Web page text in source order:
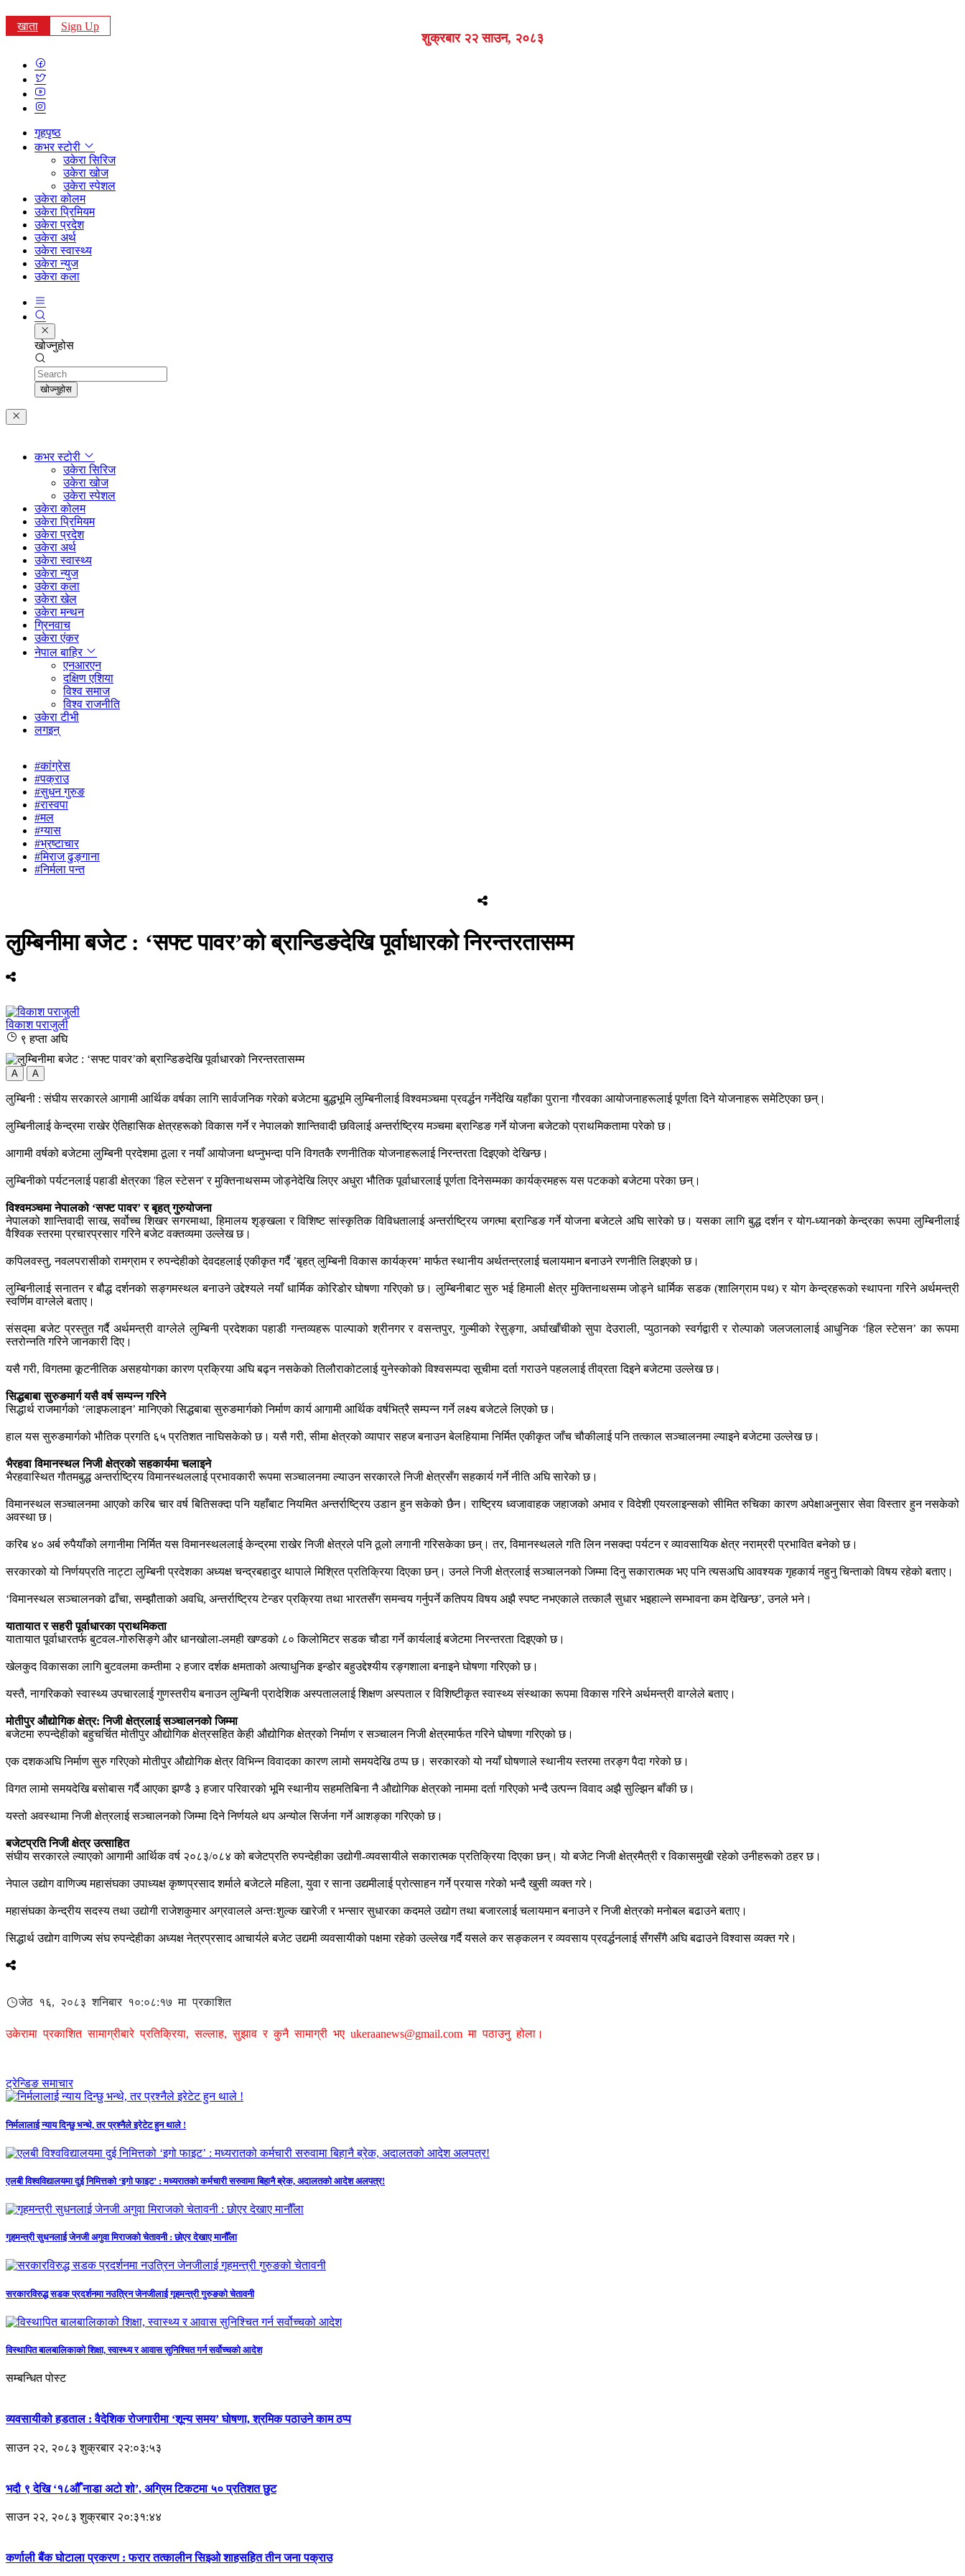
खाता Sign Up
शुक्रबार २२ साउन, २०८३
गृहपृष्ठ
कभर स्टोरी
उकेरा सिरिज
उकेरा खोज
उकेरा स्पेशल
उकेरा कोलम
उकेरा प्रिमियम
उकेरा प्रदेश
उकेरा अर्थ
उकेरा स्वास्थ्य
उकेरा न्युज
उकेरा कला
खोज्नुहोस
Search
खोज्नुहोस
कभर स्टोरी
उकेरा सिरिज
उकेरा खोज
उकेरा स्पेशल
उकेरा कोलम
उकेरा प्रिमियम
उकेरा प्रदेश
उकेरा अर्थ
उकेरा स्वास्थ्य
उकेरा न्युज
उकेरा कला
उकेरा खेल
उकेरा मन्थन
ग्रिनवाच
उकेरा एंकर
नेपाल बाहिर
एनआरएन
दक्षिण एशिया
विश्व समाज
विश्व राजनीति
उकेरा टीभी
लगइन्
#कांग्रेस
#पक्राउ
#सुधन गुरुङ
#रास्वपा
#मल
#ग्यास
#भ्रष्टाचार
#मिराज ढुङ्गाना
#निर्मला पन्त
लुम्बिनीमा बजेट : ‘सफ्ट पावर’को ब्रान्डिङदेखि पूर्वाधारको निरन्तरतासम्म
विकाश पराजुली
९ हप्ता अघि
A A
लुम्बिनी : स‌ंघीय सरकारले आगामी आर्थिक वर्षका लागि सार्वजनिक गरेको बजेटमा बुद्धभूमि लुम्बिनीलाई विश्वमञ्चमा प्रवर्द्धन गर्नेदेखि यहाँका पुराना गौरवका आयोजनाहरूलाई पूर्णता दिने योजनाहरू समेटिएका छन्।
लुम्बिनीलाई केन्द्रमा राखेर ऐतिहासिक क्षेत्रहरूको विकास गर्ने र नेपालको शान्तिवादी छविलाई अन्तर्राष्ट्रिय मञ्चमा ब्रान्डिङ गर्ने योजना बजेटको प्राथमिकतामा परेको छ।
आगामी वर्षको बजेटमा लुम्बिनी प्रदेशमा ठूला र नयाँ आयोजना थप्नुभन्दा पनि विगतकै रणनीतिक योजनाहरूलाई निरन्तरता दिइएको देखिन्छ।
लुम्बिनीको पर्यटनलाई पहाडी क्षेत्रका 'हिल स्टेसन' र मुक्तिनाथसम्म जोड्नेदेखि लिएर अधुरा भौतिक पूर्वाधारलाई पूर्णता दिनेसम्मका कार्यक्रमहरू यस पटकको बजेटमा परेका छन्।
विश्वमञ्चमा नेपालको ‘सफ्ट पावर’ र बृहत् गुरुयोजना
नेपालको शान्तिवादी साख, सर्वोच्च शिखर सगरमाथा, हिमालय शृङ्खला र विशिष्ट सांस्कृतिक विविधतालाई अन्तर्राष्ट्रिय जगत्मा ब्रान्डिङ गर्ने योजना बजेटले अघि सारेको छ। यसका लागि बुद्ध दर्शन र योग-ध्यानको केन्द्रका रूपमा लुम्बिनीलाई
वैश्विक स्तरमा प्रचारप्रसार गरिने बजेट वक्तव्यमा उल्लेख छ।
कपिलवस्तु, नवलपरासीको रामग्राम र रुपन्देहीको देवदहलाई एकीकृत गर्दै ’बृहत् लुम्बिनी विकास कार्यक्रम’ मार्फत स्थानीय अर्थतन्त्रलाई चलायमान बनाउने रणनीति लिइएको छ।
लुम्बिनीलाई सनातन र बौद्ध दर्शनको सङ्गमस्थल बनाउने उद्देश्यले नयाँ धार्मिक कोरिडोर घोषणा गरिएको छ। लुम्बिनीबाट सुरु भई हिमाली क्षेत्र मुक्तिनाथसम्म जोड्ने धार्मिक सडक (शालिग्राम पथ) र योग केन्द्रहरूको स्थापना गरिने अर्थमन्त्री
स्वर्णिम वाग्लेले बताए।
संसद्‌मा बजेट प्रस्तुत गर्दै अर्थमन्त्री वाग्लेले लुम्बिनी प्रदेशका पहाडी गन्तव्यहरू पाल्पाको श्रीनगर र वसन्तपुर, गुल्मीको रेसुङ्गा, अर्घाखाँचीको सुपा देउराली, प्युठानको स्वर्गद्वारी र रोल्पाको जलजलालाई आधुनिक ‘हिल स्टेसन’ का रूपमा
स्तरोन्नति गरिने जानकारी दिए।
यसै गरी, विगतमा कूटनीतिक असहयोगका कारण प्रक्रिया अघि बढ्न नसकेको तिलौराकोटलाई युनेस्कोको विश्वसम्पदा सूचीमा दर्ता गराउने पहललाई तीव्रता दिइने बजेटमा उल्लेख छ।
सिद्धबाबा सुरुङमार्ग यसै वर्ष सम्पन्न गरिने
सिद्धार्थ राजमार्गको ‘लाइफलाइन’ मानिएको सिद्धबाबा सुरुङमार्गको निर्माण कार्य आगामी आर्थिक वर्षभित्रै सम्पन्न गर्ने लक्ष्य बजेटले लिएको छ।
हाल यस सुरुङमार्गको भौतिक प्रगति ६५ प्रतिशत नाघिसकेको छ। यसै गरी, सीमा क्षेत्रको व्यापार सहज बनाउन बेलहियामा निर्मित एकीकृत जाँच चौकीलाई पनि तत्काल सञ्चालनमा ल्याइने बजेटमा उल्लेख छ।
भैरहवा विमानस्थल निजी क्षेत्रको सहकार्यमा चलाइने
भैरहवास्थित गौतमबुद्ध अन्तर्राष्ट्रिय विमानस्थललाई प्रभावकारी रूपमा सञ्चालनमा ल्याउन सरकारले निजी क्षेत्रसँग सहकार्य गर्ने नीति अघि सारेको छ।
विमानस्थल सञ्चालनमा आएको करिब चार वर्ष बितिसक्दा पनि यहाँबाट नियमित अन्तर्राष्ट्रिय उडान हुन सकेको छैन। राष्ट्रिय ध्वजावाहक जहाजको अभाव र विदेशी एयरलाइन्सको सीमित रुचिका कारण अपेक्षाअनुसार सेवा विस्तार हुन नसकेको
अवस्था छ।
करिब ४० अर्ब रुपैयाँको लगानीमा निर्मित यस विमानस्थललाई केन्द्रमा राखेर निजी क्षेत्रले पनि ठूलो लगानी गरिसकेका छन्। तर, विमानस्थलले गति लिन नसक्दा पर्यटन र व्यावसायिक क्षेत्र नराम्ररी प्रभावित बनेको छ।
सरकारको यो निर्णयप्रति नाट्टा लुम्बिनी प्रदेशका अध्यक्ष चन्द्रबहादुर थापाले मिश्रित प्रतिक्रिया दिएका छन्। उनले निजी क्षेत्रलाई सञ्चालनको जिम्मा दिनु सकारात्मक भए पनि त्यसअघि आवश्यक गृहकार्य नहुनु चिन्ताको विषय रहेको बताए।
‘विमानस्थल सञ्चालनको ढाँचा, सम्झौताको अवधि, अन्तर्राष्ट्रिय टेन्डर प्रक्रिया तथा भारतसँग समन्वय गर्नुपर्ने कतिपय विषय अझै स्पष्ट नभएकाले तत्कालै सुधार भइहाल्ने सम्भावना कम देखिन्छ’, उनले भने।
यातायात र सहरी पूर्वाधारका प्राथमिकता
यातायात पूर्वाधारतर्फ बुटवल-गोरुसिङ्गे और धानखोला-लमही खण्डको ८० किलोमिटर सडक चौडा गर्ने कार्यलाई बजेटमा निरन्तरता दिइएको छ।
खेलकुद विकासका लागि बुटवलमा कम्तीमा २ हजार दर्शक क्षमताको अत्याधुनिक इन्डोर बहुउद्देश्यीय रङ्गशाला बनाइने घोषणा गरिएको छ।
यस्तै, नागरिकको स्वास्थ्य उपचारलाई गुणस्तरीय बनाउन लुम्बिनी प्रादेशिक अस्पताललाई शिक्षण अस्पताल र विशिष्टीकृत स्वास्थ्य संस्थाका रूपमा विकास गरिने अर्थमन्त्री वाग्लेले बताए।
मोतीपुर औद्योगिक क्षेत्र: निजी क्षेत्रलाई सञ्चालनको जिम्मा
बजेटमा रुपन्देहीको बहुचर्चित मोतीपुर औद्योगिक क्षेत्रसहित केही औद्योगिक क्षेत्रको निर्माण र सञ्चालन निजी क्षेत्रमार्फत गरिने घोषणा गरिएको छ।
एक दशकअघि निर्माण सुरु गरिएको मोतीपुर औद्योगिक क्षेत्र विभिन्न विवादका कारण लामो समयदेखि ठप्प छ। सरकारको यो नयाँ घोषणाले स्थानीय स्तरमा तरङ्ग पैदा गरेको छ।
विगत लामो समयदेखि बसोबास गर्दै आएका झण्डै ३ हजार परिवारको भूमि स्थानीय सहमतिबिना नै औद्योगिक क्षेत्रको नाममा दर्ता गरिएको भन्दै उत्पन्न विवाद अझै सुल्झिन बाँकी छ।
यस्तो अवस्थामा निजी क्षेत्रलाई सञ्चालनको जिम्मा दिने निर्णयले थप अन्योल सिर्जना गर्ने आशङ्का गरिएको छ।
बजेटप्रति निजी क्षेत्र उत्साहित
संघीय सरकारले ल्याएको आगामी आर्थिक वर्ष २०८३/०८४ को बजेटप्रति रुपन्देहीका उद्योगी-व्यवसायीले सकारात्मक प्रतिक्रिया दिएका छन्। यो बजेट निजी क्षेत्रमैत्री र विकासमुखी रहेको उनीहरूको ठहर छ।
नेपाल उद्योग वाणिज्य महासंघका उपाध्यक्ष कृष्णप्रसाद शर्माले बजेटले महिला, युवा र साना उद्यमीलाई प्रोत्साहन गर्ने प्रयास गरेको भन्दै खुसी व्यक्त गरे।
महासंघका केन्द्रीय सदस्य तथा उद्योगी राजेशकुमार अग्रवालले अन्तःशुल्क खारेजी र भन्सार सुधारका कदमले उद्योग तथा बजारलाई चलायमान बनाउने र निजी क्षेत्रको मनोबल बढाउने बताए।
सिद्धार्थ उद्योग वाणिज्य संघ रुपन्देहीका अध्यक्ष नेत्रप्रसाद आचार्यले बजेट उद्यमी व्यवसायीको पक्षमा रहेको उल्लेख गर्दै यसले कर सङ्कलन र व्यवसाय प्रवर्द्धनलाई सँगसँगै अघि बढाउने विश्वास व्यक्त गरे।
जेठ १६, २०८३ शनिबार १०:०८:१७ मा प्रकाशित
उकेरामा प्रकाशित सामाग्रीबारे प्रतिक्रिया, सल्लाह, सुझाव र कुनै सामाग्री भए ukeraanews@gmail.com मा पठाउनु होला।
ट्रेन्डिङ समाचार
निर्मलालाई न्याय दिन्छु भन्थे, तर प्रश्नैले इरेटेट हुन थाले !
एलबी विश्वविद्यालयमा दुई निमित्तको ‘इगो फाइट’ : मध्यरातको कर्मचारी सरुवामा बिहानै ब्रेक, अदालतको आदेश अलपत्र!
गृहमन्त्री सुधनलाई जेनजी अगुवा मिराजको चेतावनी : छोएर देखाए मानौँला
सरकारविरुद्ध सडक प्रदर्शनमा नउत्रिन जेनजीलाई गृहमन्त्री गुरुङको चेतावनी
विस्थापित बालबालिकाको शिक्षा, स्वास्थ्य र आवास सुनिश्चित गर्न सर्वोच्चको आदेश
सम्बन्धित पोस्ट
व्यवसायीको हडताल : वैदेशिक रोजगारीमा ‘शून्य समय’ घोषणा, श्रमिक पठाउने काम ठप्प
साउन २२, २०८३ शुक्रबार २२:०३:५३
भदौ ९ देखि ‘१८औँ नाडा अटो शो’, अग्रिम टिकटमा ५० प्रतिशत छुट
साउन २२, २०८३ शुक्रबार २०:३१:४४
कर्णाली बैंक घोटाला प्रकरण : फरार तत्कालीन सिइओ शाहसहित तीन जना पक्राउ